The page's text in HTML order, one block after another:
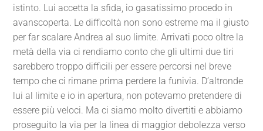
istinto. Lui accetta la sfida, io gasatissimo procedo in
avanscoperta. Le difficoltà non sono estreme ma il giusto
per far scalare Andrea al suo limite. Arrivati poco oltre la
metà della via ci rendiamo conto che gli ultimi due tiri
sarebbero troppo difficili per essere percorsi nel breve
tempo che ci rimane prima perdere la funivia. D’altronde
lui al limite e io in apertura, non potevamo pretendere di
essere più veloci. Ma ci siamo molto divertiti e abbiamo
proseguito la via per la linea di maggior debolezza verso